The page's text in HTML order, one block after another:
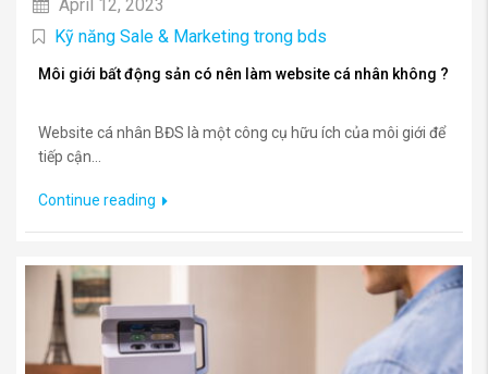
April 12, 2023
Kỹ năng Sale & Marketing trong bds
Môi giới bất động sản có nên làm website cá nhân không ?
Website cá nhân BĐS là một công cụ hữu ích của môi giới để
tiếp cận...
Continue reading